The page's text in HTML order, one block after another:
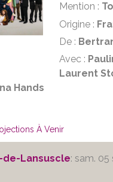
Mention :
Origine :
De :
Avec :
Laurent
Hands
À Venir
de-Lansuscle: sam. 05